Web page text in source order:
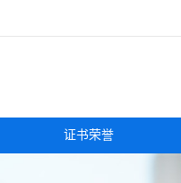
证书荣誉